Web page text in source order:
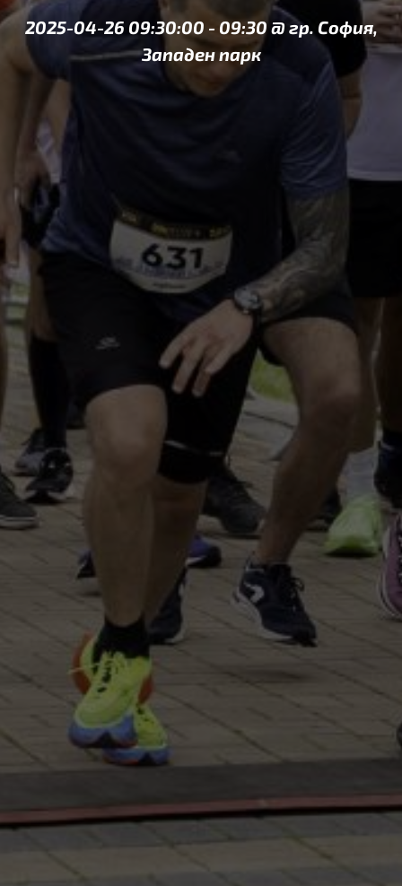
2025-04-26 09:30:00 - 09:30@ гр. София,
Западен парк